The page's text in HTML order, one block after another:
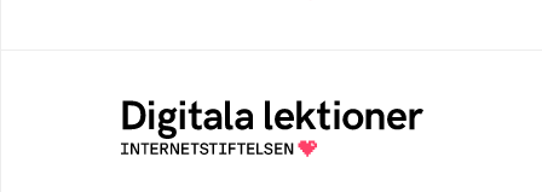
Öppen digital lärresurs med färdiga lektioner
för alla stadier i grundskolan